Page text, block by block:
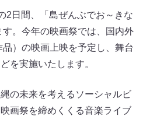
2日間、「島ぜんぶでお～きな
。今年の映画祭では、国内外
）の映画上映を予定し、舞台
を実施いたします。
の未来を考えるソーシャルビ
画祭を締めくくる音楽ライブ